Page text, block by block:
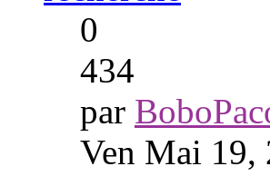
0
434
par
Ven Mai 19,